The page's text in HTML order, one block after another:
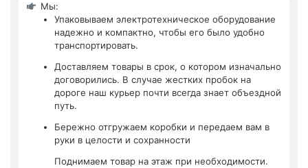
Мы:
Упаковываем электротехническое оборудование
надежно и компактно, чтобы его было удобно
транспортировать.
Доставляем товары в срок, о котором изначально
договорились. В случае жестких пробок на
дороге наш курьер почти всегда знает объездной
путь.
Бережно отгружаем коробки и передаем вам в
руки в целости и сохранности
Поднимаем товар на этаж при необходимости.